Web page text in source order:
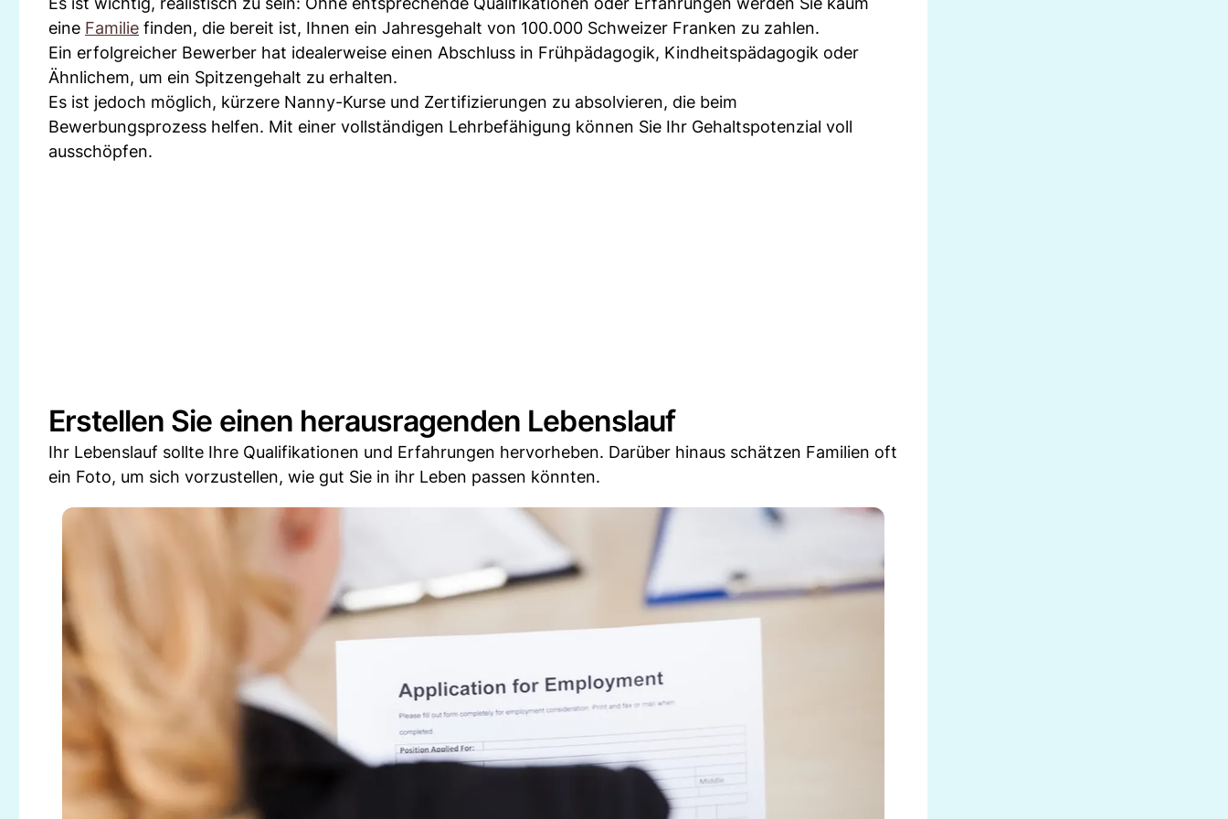
eine Familie finden, die bereit ist, Ihnen ein Jahresgehalt von 100.000 Schweizer Franken zu zahlen.
Ein erfolgreicher Bewerber hat idealerweise einen Abschluss in Frühpädagogik, Kindheitspädagogik oder
Ähnlichem, um ein Spitzengehalt zu erhalten.
Es ist jedoch möglich, kürzere Nanny-Kurse und Zertifizierungen zu absolvieren, die beim
Bewerbungsprozess helfen. Mit einer vollständigen Lehrbefähigung können Sie Ihr Gehaltspotenzial voll
ausschöpfen.
Erstellen Sie einen herausragenden Lebenslauf
Ihr Lebenslauf sollte Ihre Qualifikationen und Erfahrungen hervorheben. Darüber hinaus schätzen Familien oft
ein Foto, um sich vorzustellen, wie gut Sie in ihr Leben passen könnten.